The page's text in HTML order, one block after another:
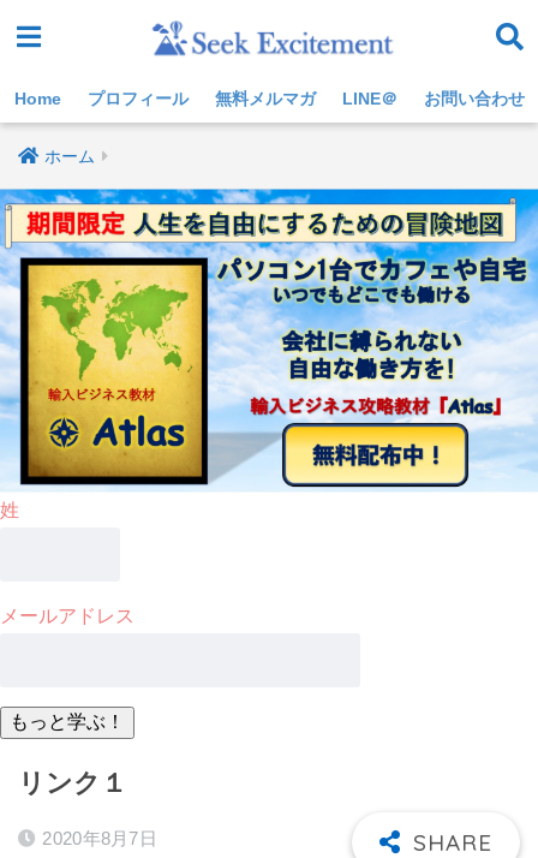
Home プロフィール 無料メルマガ LINE＠ お問い合わせ
ホーム
姓
メールアドレス
リンク１
2020年8月7日